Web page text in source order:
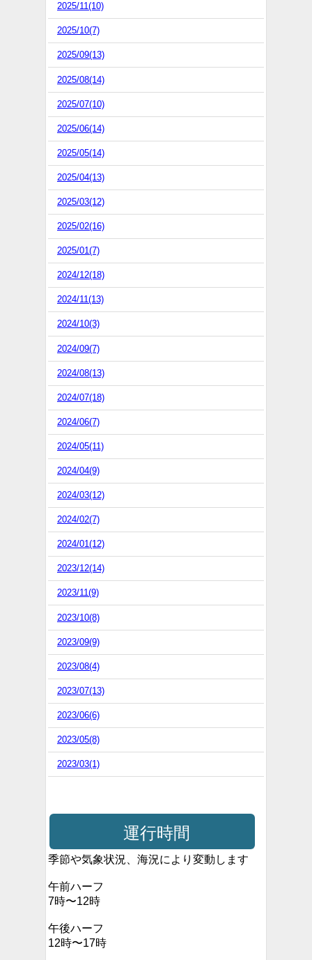
2025/11(10)
2025/10(7)
2025/09(13)
2025/08(14)
2025/07(10)
2025/06(14)
2025/05(14)
2025/04(13)
2025/03(12)
2025/02(16)
2025/01(7)
2024/12(18)
2024/11(13)
2024/10(3)
2024/09(7)
2024/08(13)
2024/07(18)
2024/06(7)
2024/05(11)
2024/04(9)
2024/03(12)
2024/02(7)
2024/01(12)
2023/12(14)
2023/11(9)
2023/10(8)
2023/09(9)
2023/08(4)
2023/07(13)
2023/06(6)
2023/05(8)
2023/03(1)
運行時間
季節や気象状況、海況により変動します
午前ハーフ
7時〜12時
午後ハーフ
12時〜17時